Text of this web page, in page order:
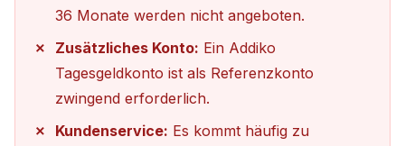
36 Monate werden nicht angeboten.
Zusätzliches Konto: Ein Addiko
Tagesgeldkonto ist als Referenzkonto
zwingend erforderlich.
Kundenservice: Es kommt häufig zu